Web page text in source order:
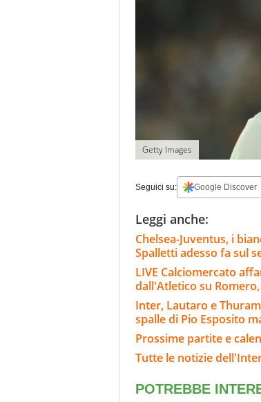
Getty Images
Seguici su: Google Discover
Leggi anche:
Chelsea-Juventus, i
Spalletti adesso fa sul
LIVE Calciomercato
dall'Atletico su
Inter, Lautaro e
spalle di Pio Esposito
Prossime partite e
Tutte le notizie